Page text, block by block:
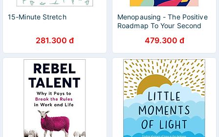
15-Minute Stretch
281.300 đ
Menopausing - The Positive
Roadmap To Your Second
479.300 đ